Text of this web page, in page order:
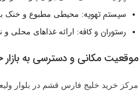
سیستم تهویه: محیطی مطبوع و خنک
رستوران و کافه: ارائه غذاهای محلی
موقعیت مکانی و دسترسی به
مرکز خرید خلیج فارس قشم در بلوار